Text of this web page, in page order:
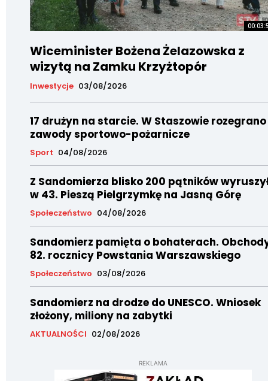
Wiceminister Bożena Żelazowska z
wizytą na Zamku Krzyżtopór
Inwestycje 03/08/2026
17 drużyn na starcie. W Staszowie rozegrano
zawody sportowo-pożarnicze
Sport 04/08/2026
Z Sandomierza blisko 200 pątników
w 43. Pieszą Pielgrzymkę na Jasną Górę
Społeczeństwo 04/08/2026
Sandomierz pamięta o bohaterach.
82. rocznicy Powstania Warszawskiego
Społeczeństwo 03/08/2026
Sandomierz na drodze do UNESCO. Wniosek
złożony, miliony na zabytki
AKTUALNOŚCI 02/08/2026
REKLAMA